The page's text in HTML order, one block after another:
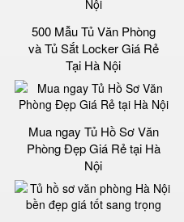
500 Mẫu Tủ Văn Phòng
và Tủ Sắt Locker Giá Rẻ
Tại Hà Nội
Mua ngay Tủ Hồ Sơ Văn
Phòng Đẹp Giá Rẻ tại Hà
Nội